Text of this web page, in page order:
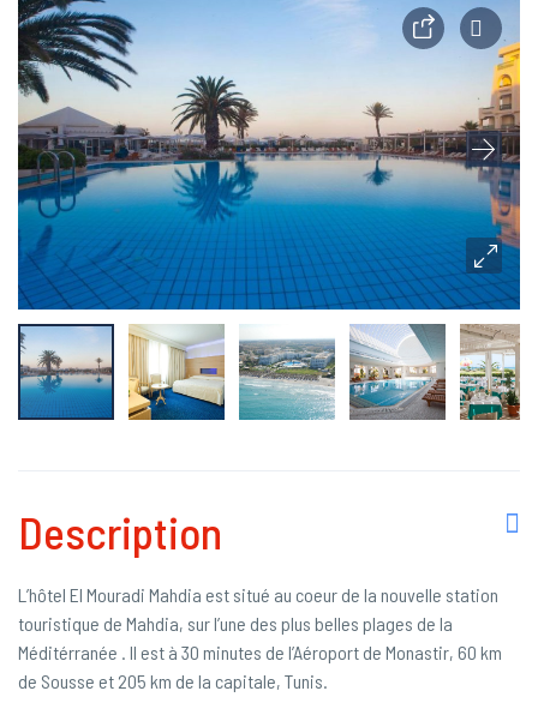
Description
L’hôtel El Mouradi Mahdia est situé au coeur de la nouvelle station
touristique de Mahdia, sur l’une des plus belles plages de la
Méditérranée . Il est à 30 minutes de l’Aéroport de Monastir, 60 km
de Sousse et 205 km de la capitale, Tunis.